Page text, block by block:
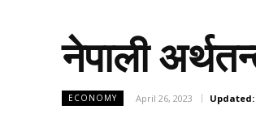
नेपाली
ECONOMY April 26, 2023 Updated: